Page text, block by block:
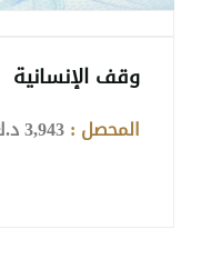
وقف الإنسانية
المحصل :3,943 د.ك